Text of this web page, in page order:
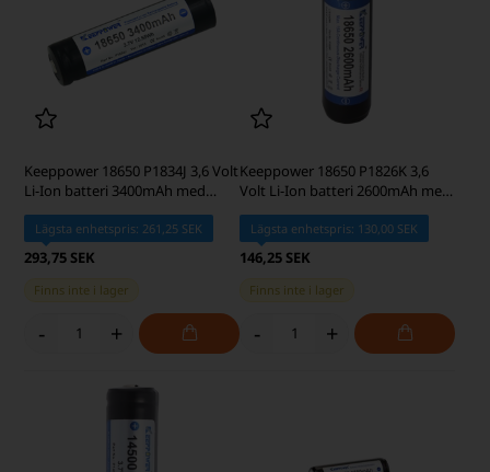
Keeppower 18650 P1834J 3,6 Volt
Li-Ion batteri 3400mAh med
Lägsta enhetspris: 261,25 SEK
293,75 SEK
Finns inte i lager
- +
Keeppower 18650 P1826K 3,6
Volt Li-Ion batteri 2600mAh med
Lägsta enhetspris: 130,00 SEK
146,25 SEK
Finns inte i lager
- +